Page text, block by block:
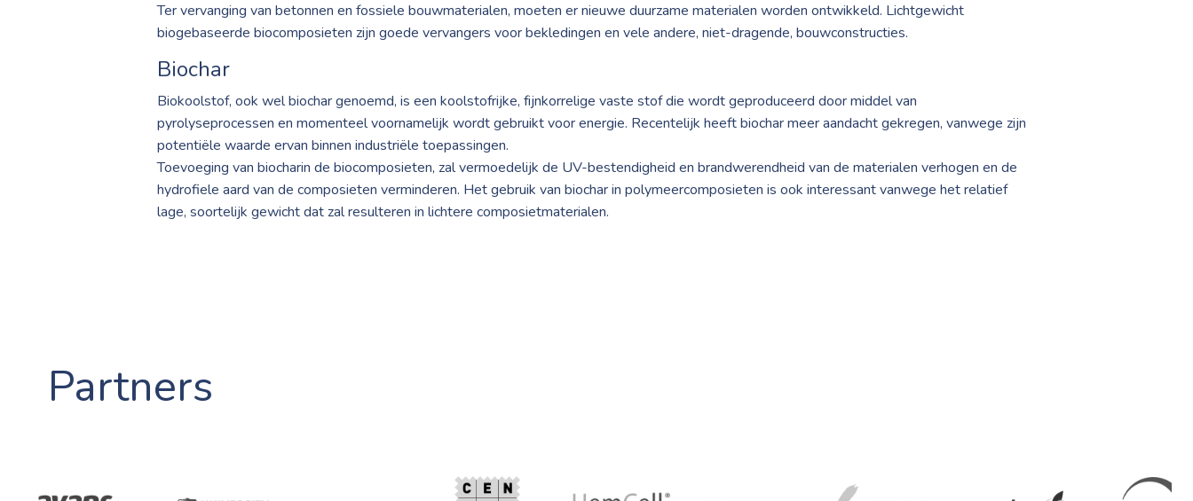
Ter vervanging van betonnen en fossiele bouwmaterialen, moeten er nieuwe duurzame materialen worden ontwikkeld. Lichtgewicht
biogebaseerde biocomposieten zijn goede vervangers voor bekledingen en vele andere, niet-dragende, bouwconstructies.
Biochar
Biokoolstof, ook wel biochar genoemd, is een koolstofrijke, fijnkorrelige vaste stof die wordt geproduceerd door middel van
pyrolyseprocessen en momenteel voornamelijk wordt gebruikt voor energie. Recentelijk heeft biochar meer aandacht gekregen, vanwege zijn
potentiële waarde ervan binnen industriële toepassingen.
Toevoeging van biocharin de biocomposieten, zal vermoedelijk de UV-bestendigheid en brandwerendheid van de materialen verhogen en de
hydrofiele aard van de composieten verminderen. Het gebruik van biochar in polymeercomposieten is ook interessant vanwege het relatief
lage, soortelijk gewicht dat zal resulteren in lichtere composietmaterialen.
Partners